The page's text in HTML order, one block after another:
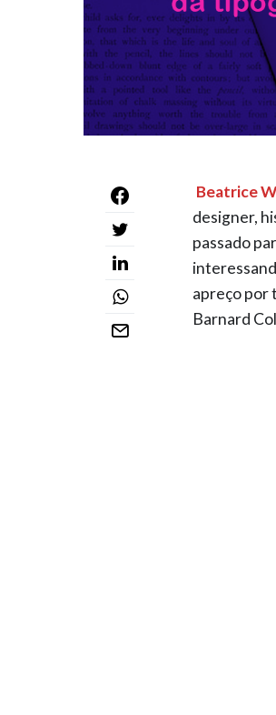
Beatrice
designer,
passado
apreço por
Barnard